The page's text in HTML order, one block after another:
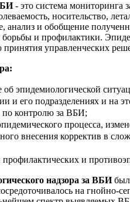
- это система мониторинга
носительство,
анализ и обобщение
и профилактики.
управленческих
об эпидемиологической
и его подразделениях и на
по контролю за ВБИ;
процесса,
внесения корректив в
профилактических и
надзора за ВБИ
на гнойно-